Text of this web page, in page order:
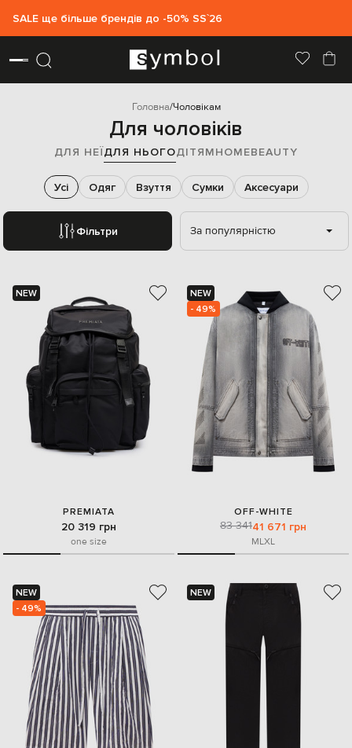
SALE ще більше брендів до -50% SS`26
Головна Чоловікам
Для чоловіків
ДЛЯ НЕЇДЛЯ НЬОГОДІТЯМHOMEBEAUTY
Фільтри
Усі Одяг Взуття Сумки Аксесуари
За популярністю
NEW
PREMIATA
20 319 грн
one size
NEW
- 49%
OFF-WHITE
83 34141 671 грн
MLXL
NEW
- 49%
NEW